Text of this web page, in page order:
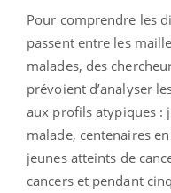
Pour comprendre les
passent entre les
malades, des
prévoient d’analyser
aux profils atypiques :
malade, centenaires
jeunes atteints de
cancers et pendant